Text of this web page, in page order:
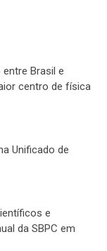
Brasil e
centro de física
Unificado de
e
da SBPC em